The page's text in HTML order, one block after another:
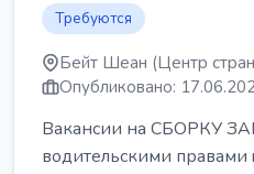
Требуются
Бейт Шеан (Центр
Опубликовано:
Вакансии на СБОРКУ
водительскими правами